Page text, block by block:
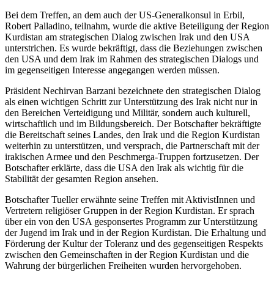
Bei dem Treffen, an dem auch der US-Generalkonsul in Erbil,
Robert Palladino, teilnahm, wurde die aktive Beteiligung der Region
Kurdistan am strategischen Dialog zwischen Irak und den USA
unterstrichen. Es wurde bekräftigt, dass die Beziehungen zwischen
den USA und dem Irak im Rahmen des strategischen Dialogs und
im gegenseitigen Interesse angegangen werden müssen.
Präsident Nechirvan Barzani bezeichnete den strategischen Dialog
als einen wichtigen Schritt zur Unterstützung des Irak nicht nur in
den Bereichen Verteidigung und Militär, sondern auch kulturell,
wirtschaftlich und im Bildungsbereich. Der Botschafter bekräftigte
die Bereitschaft seines Landes, den Irak und die Region Kurdistan
weiterhin zu unterstützen, und versprach, die Partnerschaft mit der
irakischen Armee und den Peschmerga-Truppen fortzusetzen. Der
Botschafter erklärte, dass die USA den Irak als wichtig für die
Stabilität der gesamten Region ansehen.
Botschafter Tueller erwähnte seine Treffen mit AktivistInnen und
Vertretern religiöser Gruppen in der Region Kurdistan. Er sprach
über ein von den USA gesponsertes Programm zur Unterstützung
der Jugend im Irak und in der Region Kurdistan. Die Erhaltung und
Förderung der Kultur der Toleranz und des gegenseitigen Respekts
zwischen den Gemeinschaften in der Region Kurdistan und die
Wahrung der bürgerlichen Freiheiten wurden hervorgehoben.